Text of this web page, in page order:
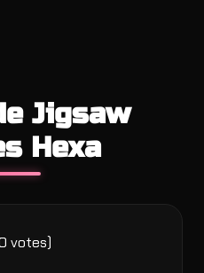
Jigsaw
Hexa
votes)